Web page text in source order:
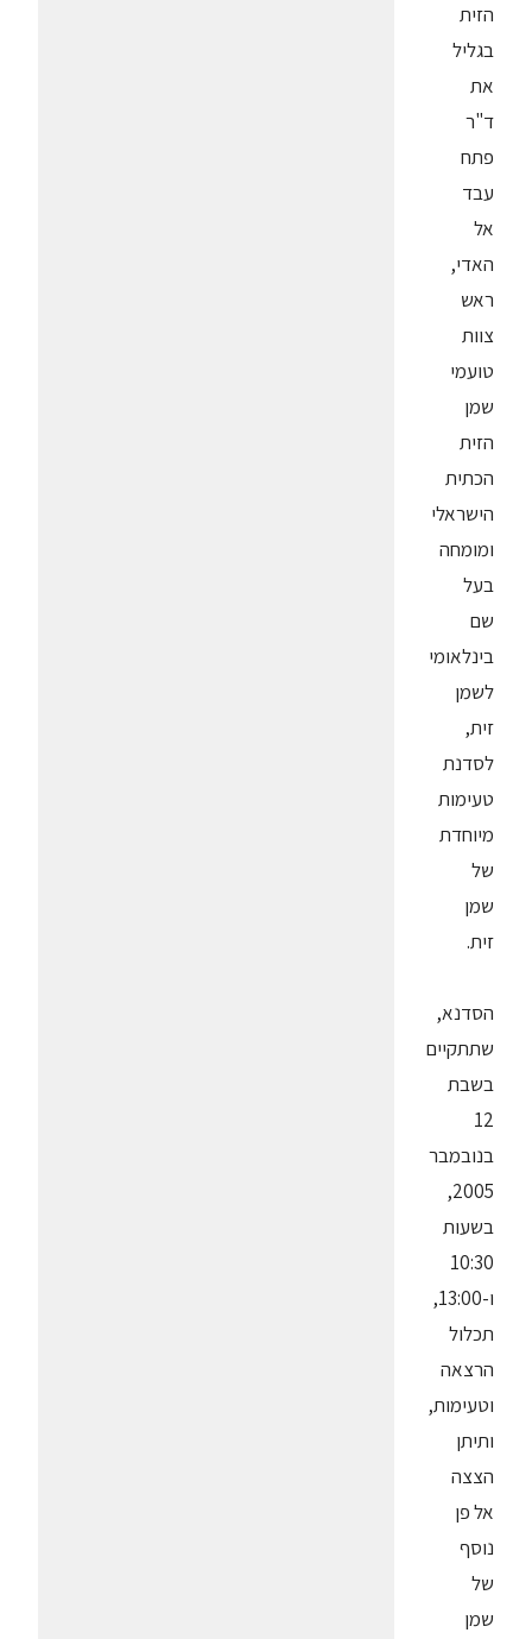
הזית
בגליל
את
ד"ר
פתח
עבד
אל
האדי,
ראש
צוות
טועמי
שמן
הזית
הכתית
הישראלי
ומומחה
בעל
שם
בינלאומי
לשמן
זית,
לסדנת
טעימות
מיוחדת
של
שמן
זית.
הסדנא,
שתתקיים
בשבת
12
בנובמבר
2005,
בשעות
10:30
ו-13:00,
תכלול
הרצאה
וטעימות,
ותיתן
הצצה
אל פן
נוסף
של
שמן